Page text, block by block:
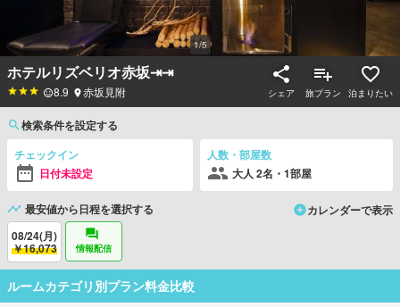
1/5
ホテルリズベリオ赤坂⇥⇥
8.9 赤坂見附 シェア 旅プラン 泊まりたい
検索条件を設定する
チェックイン
日付未設定
人数・部屋数
大人 2名・1部屋
最安値から日程を選択する
カレンダーで表示
08/24(月)
￥16,073 情報配信
ルームカテゴリ別プラン料金比較